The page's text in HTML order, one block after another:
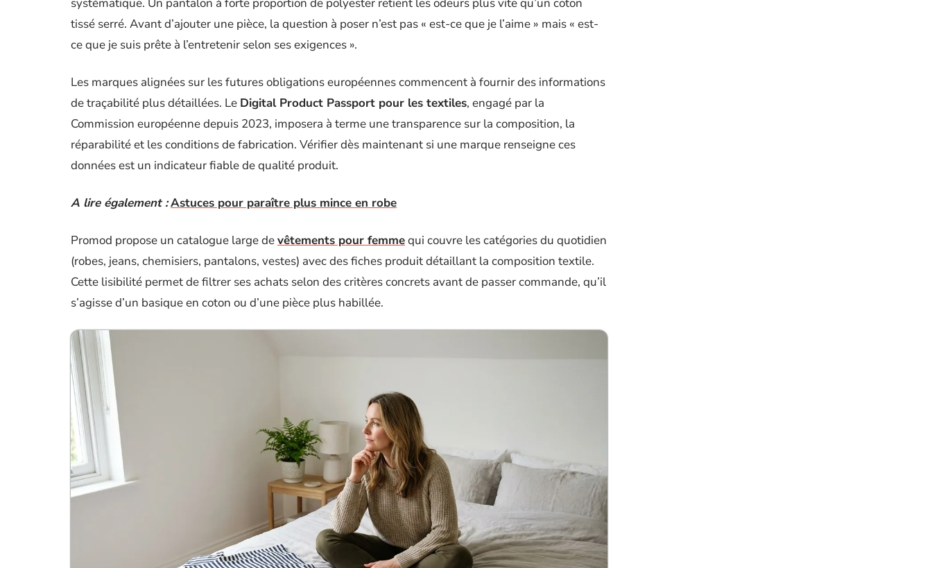
tissé serré. Avant d’ajouter une pièce, la question à poser n’est pas « est-ce que je l’aime » mais « est-
ce que je suis prête à l’entretenir selon ses exigences ».
Les marques alignées sur les futures obligations européennes commencent à fournir des informations
de traçabilité plus détaillées. Le Digital Product Passport pour les textiles, engagé par la
Commission européenne depuis 2023, imposera à terme une transparence sur la composition, la
réparabilité et les conditions de fabrication. Vérifier dès maintenant si une marque renseigne ces
données est un indicateur fiable de qualité produit.
A lire également :Astuces pour paraître plus mince en robe
Promod propose un catalogue large devêtements pour femmequi couvre les catégories du quotidien
(robes, jeans, chemisiers, pantalons, vestes) avec des fiches produit détaillant la composition textile.
Cette lisibilité permet de filtrer ses achats selon des critères concrets avant de passer commande, qu’il
s’agisse d’un basique en coton ou d’une pièce plus habillée.